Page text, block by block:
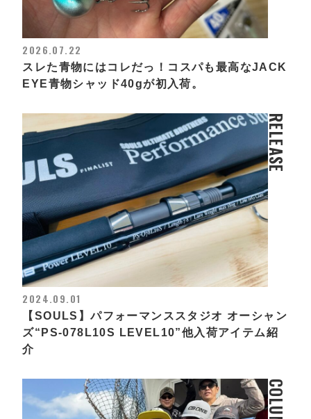
2026.07.22
スレた青物にはコレだっ！コスパも最高なJACK
EYE青物シャッド40gが初入荷。
RELEASE
2024.09.01
【SOULS】パフォーマンススタジオ オーシャン
ズ“PS-078L10S LEVEL10”他入荷アイテム紹
介